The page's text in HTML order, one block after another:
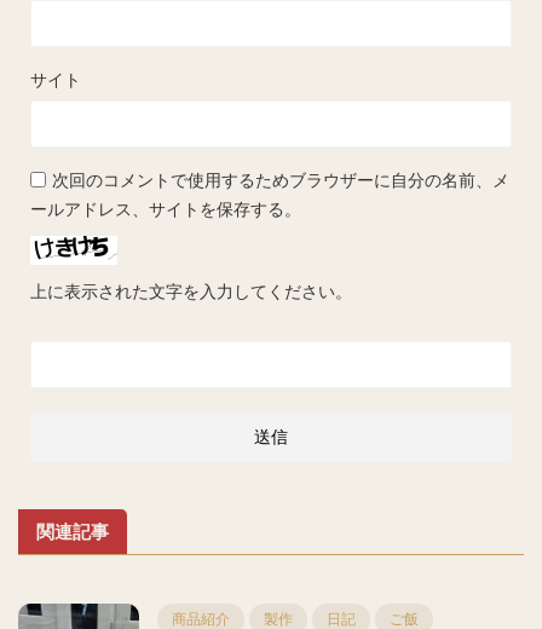
サイト
次回のコメントで使用するためブラウザーに自分の名前、メ
ールアドレス、サイトを保存する。
上に表示された文字を入力してください。
関連記事
商品紹介 製作 日記 ご飯